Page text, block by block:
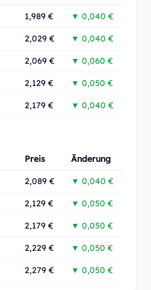
1,989 € ▼ 0,040 €
2,029 € ▼ 0,040 €
2,069 € ▼ 0,060 €
2,129 € ▼ 0,050 €
2,179 € ▼ 0,040 €
Preis Änderung
2,089 € ▼ 0,040 €
2,129 € ▼ 0,050 €
2,179 € ▼ 0,050 €
2,229 € ▼ 0,050 €
2,279 € ▼ 0,050 €